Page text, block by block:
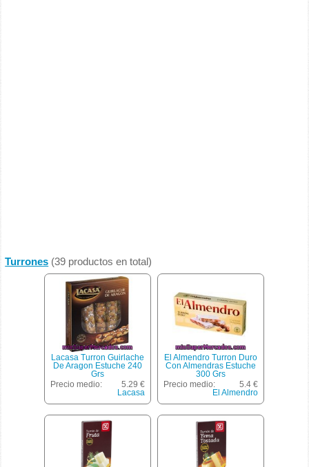
Turrones (39 productos en total)
Lacasa Turron Guirlache
De Aragon Estuche 240
Grs
Precio medio:
5.29 €
Lacasa
El Almendro Turron Duro
Con Almendras Estuche
300 Grs
Precio medio:
5.4 €
El Almendro